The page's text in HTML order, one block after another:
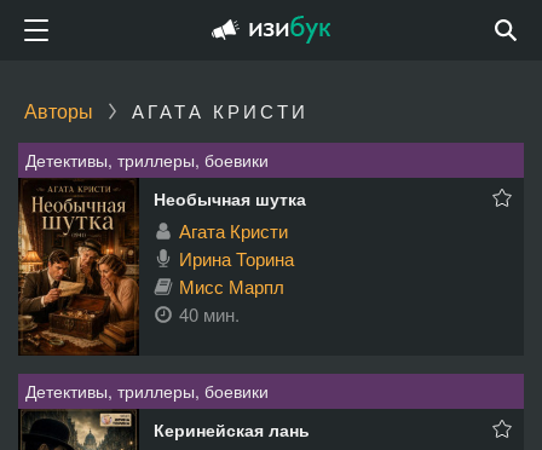
Авторы АГАТА КРИСТИ
Детективы, триллеры, боевики
Необычная шутка
Агата Кристи
Ирина Торина
Мисс Марпл
40 мин.
Детективы, триллеры, боевики
Керинейская лань